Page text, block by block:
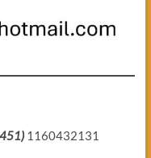
1160432131